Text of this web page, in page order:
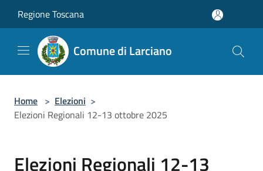
Regione Toscana
Comune di Larciano
Home > Elezioni >
Elezioni Regionali 12-13 ottobre 2025
Elezioni Regionali 12-13